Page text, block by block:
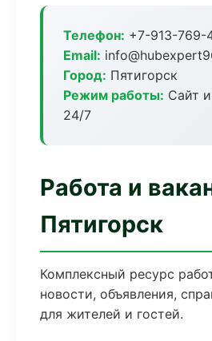
Телефон: +7-913-769-
Email:
Город: Пятигорск
Режим работы: Сайт
24/7
Работа и
Пятигорск
Комплексный ресурс
новости, объявления,
для жителей и гостей.